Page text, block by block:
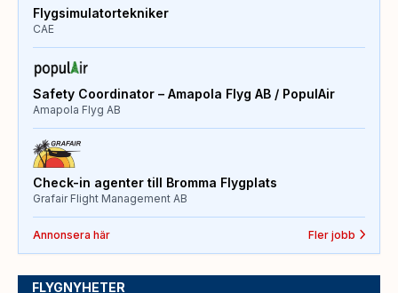
Flygsimulatortekniker
CAE
Safety Coordinator – Amapola Flyg AB / PopulAir
Amapola Flyg AB
Check-in agenter till Bromma Flygplats
Grafair Flight Management AB
Annonsera här Fler jobb
FLYGNYHETER